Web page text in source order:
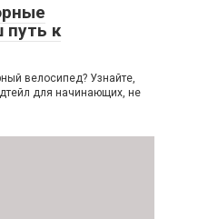
к
велосипед? Узнайте,
для начинающих, не